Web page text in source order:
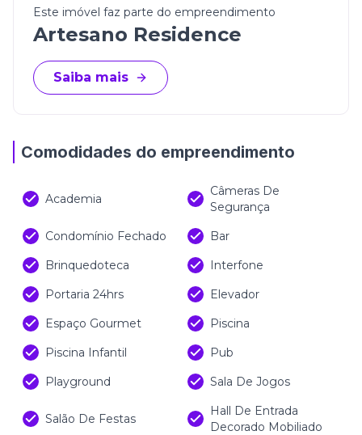
Este imóvel faz parte do empreendimento
Artesano Residence
Saiba mais
Comodidades do empreendimento
Academia
Câmeras De
Segurança
Condomínio Fechado
Bar
Brinquedoteca
Interfone
Portaria 24hrs
Elevador
Espaço Gourmet
Piscina
Piscina Infantil
Pub
Playground
Sala De Jogos
Salão De Festas
Hall De Entrada
Decorado Mobiliado